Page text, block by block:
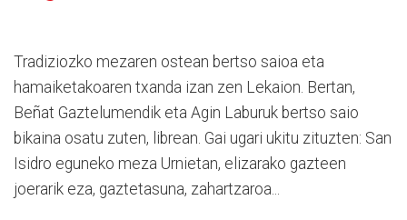
Tradiziozko mezaren ostean bertso saioa eta
hamaiketakoaren txanda izan zen Lekaion. Bertan,
Beñat Gaztelumendik eta Agin Laburuk bertso saio
bikaina osatu zuten, librean. Gai ugari ukitu zituzten: San
Isidro eguneko meza Urnietan, elizarako gazteen
joerarik eza, gaztetasuna, zahartzaroa...